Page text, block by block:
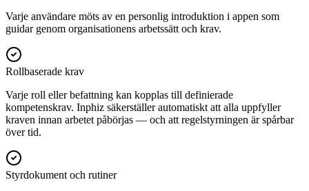
Varje användare möts av en personlig introduktion i appen som
guidar genom organisationens arbetssätt och krav.
Rollbaserade krav
Varje roll eller befattning kan kopplas till definierade
kompetenskrav. Inphiz säkerställer automatiskt att alla uppfyller
kraven innan arbetet påbörjas — och att regelstyrningen är spårbar
över tid.
Styrdokument och rutiner